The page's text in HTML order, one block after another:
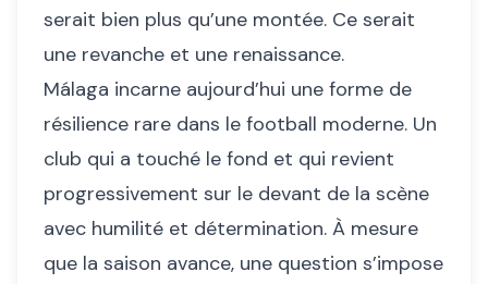
serait bien plus qu’une montée. Ce serait
une revanche et une renaissance.
Málaga incarne aujourd’hui une forme de
résilience rare dans le football moderne. Un
club qui a touché le fond et qui revient
progressivement sur le devant de la scène
avec humilité et détermination. À mesure
que la saison avance, une question s’impose